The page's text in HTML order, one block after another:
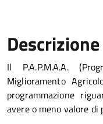
Descrizione
Il P.A.P.M.A.A.
Miglioramento
programmazione
avere o meno valore